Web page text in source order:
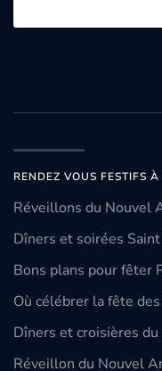
RENDEZ VOUS FESTIFS À
Réveillons du Nouvel
Dîners et soirées
Bons plans pour fêter
Où célébrer la fête
Dîners et croisières
Réveillon du Nouvel